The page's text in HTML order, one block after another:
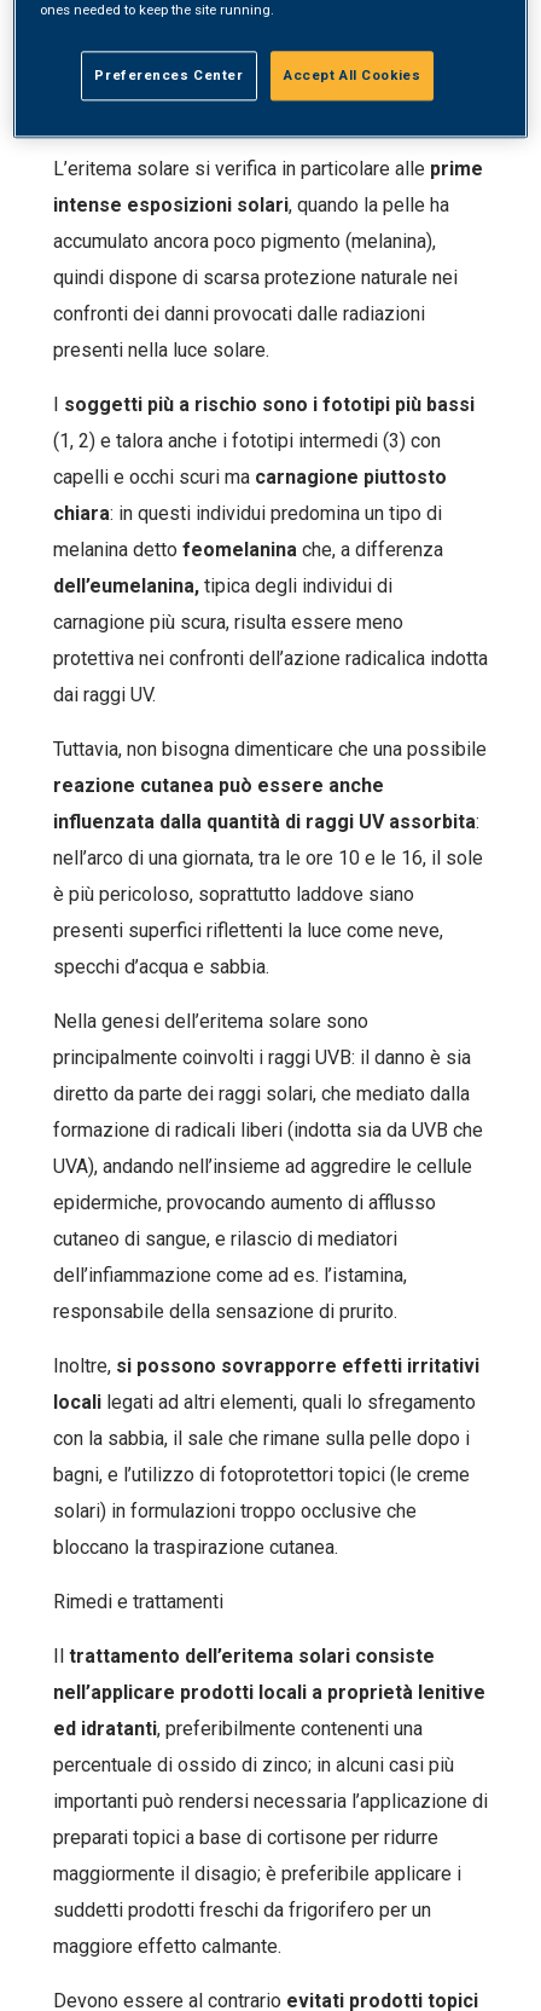
febbre, vertigini, mal di testa e brividi (colpo di
calore).
L’eritema solare si verifica in particolare alle prime
intense esposizioni solari, quando la pelle ha
accumulato ancora poco pigmento (melanina),
quindi dispone di scarsa protezione naturale nei
confronti dei danni provocati dalle radiazioni
presenti nella luce solare.
I soggetti più a rischio sono i fototipi più bassi
(1, 2) e talora anche i fototipi intermedi (3) con
capelli e occhi scuri ma carnagione piuttosto
chiara: in questi individui predomina un tipo di
melanina detto feomelanina che, a differenza
dell’eumelanina, tipica degli individui di
carnagione più scura, risulta essere meno
protettiva nei confronti dell’azione radicalica indotta
dai raggi UV.
Tuttavia, non bisogna dimenticare che una possibile
reazione cutanea può essere anche
influenzata dalla quantità di raggi UV assorbita:
nell’arco di una giornata, tra le ore 10 e le 16, il sole
è più pericoloso, soprattutto laddove siano
presenti superfici riflettenti la luce come neve,
specchi d’acqua e sabbia.
Nella genesi dell’eritema solare sono
principalmente coinvolti i raggi UVB: il danno è sia
diretto da parte dei raggi solari, che mediato dalla
formazione di radicali liberi (indotta sia da UVB che
UVA), andando nell’insieme ad aggredire le cellule
epidermiche, provocando aumento di afflusso
cutaneo di sangue, e rilascio di mediatori
dell’infiammazione come ad es. l’istamina,
responsabile della sensazione di prurito.
Inoltre, si possono sovrapporre effetti irritativi
locali legati ad altri elementi, quali lo sfregamento
con la sabbia, il sale che rimane sulla pelle dopo i
bagni, e l’utilizzo di fotoprotettori topici (le creme
solari) in formulazioni troppo occlusive che
bloccano la traspirazione cutanea.
Rimedi e trattamenti
Il trattamento dell’eritema solari consiste
nell’applicare prodotti locali a proprietà lenitive
ed idratanti, preferibilmente contenenti una
percentuale di ossido di zinco; in alcuni casi più
importanti può rendersi necessaria l’applicazione di
preparati topici a base di cortisone per ridurre
maggiormente il disagio; è preferibile applicare i
suddetti prodotti freschi da frigorifero per un
maggiore effetto calmante.
Devono essere al contrario evitati prodotti topici
ones needed to keep the site running.
Preferences Center Accept All Cookies